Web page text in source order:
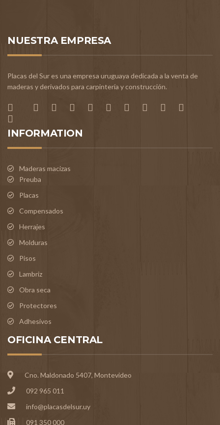
NUESTRA EMPRESA
Placas del Sur es una empresa uruguaya dedicada a la venta de
maderas y derivados para carpintería y construcción.
INFORMATION
Maderas macizas
Preuba
Placas
Compensados
Herrajes
Molduras
Pisos
Lambriz
Obra seca
Protectores
Adhesivos
OFICINA CENTRAL
Cno. Maldonado 5407, Montevideo
092 965 011
info@placasdelsur.uy
091 350 000